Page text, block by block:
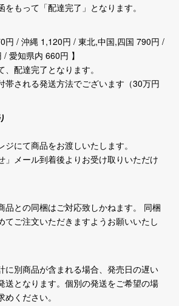
もって「配達完了」となります。
円 / 沖縄 1,120円 / 東北,中国,四国 790円 /
愛知県内 660円 】
配達完了となります。
帯される発送方法でございます（30万円
にて商品をお渡しいたします。
」メール到着後よりお受け取りいただけ
品との同梱はご対応致しかねます。 同梱
てご注文いただきますようお願いいたし
に別商品が含まれる場合、発売日の遅い
送となります。個別の発送をご希望の場
ください。